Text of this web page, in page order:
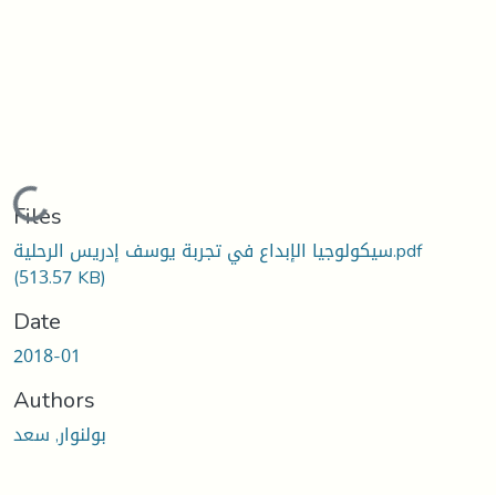
Loading...
Files
سيكولوجيا الإبداع في تجربة يوسف إدريس الرحلية.pdf
(513.57 KB)
Date
2018-01
Authors
بولنوار, سعد